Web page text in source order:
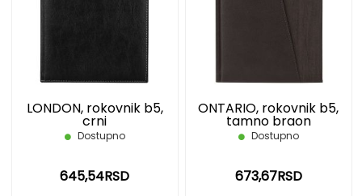
LONDON, rokovnik b5,
crni
Dostupno
645,54RSD
ONTARIO, rokovnik b5,
tamno braon
Dostupno
673,67RSD